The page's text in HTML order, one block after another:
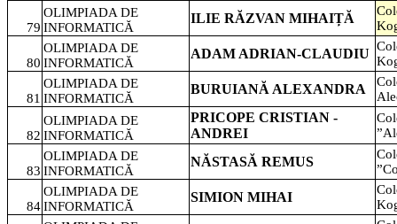
79
OLIMPIADA DE
INFORMATICĂ
ILIE RĂZVAN MIHAIȚĂ
80
OLIMPIADA DE
INFORMATICĂ
ADAM ADRIAN-CLAUDIU
81
OLIMPIADA DE
INFORMATICĂ
BURUIANĂ ALEXANDRA
82
OLIMPIADA DE
INFORMATICĂ
PRICOPE CRISTIAN -
ANDREI
83
OLIMPIADA DE
INFORMATICĂ
NĂSTASĂ REMUS
84
OLIMPIADA DE
INFORMATICĂ
SIMION MIHAI